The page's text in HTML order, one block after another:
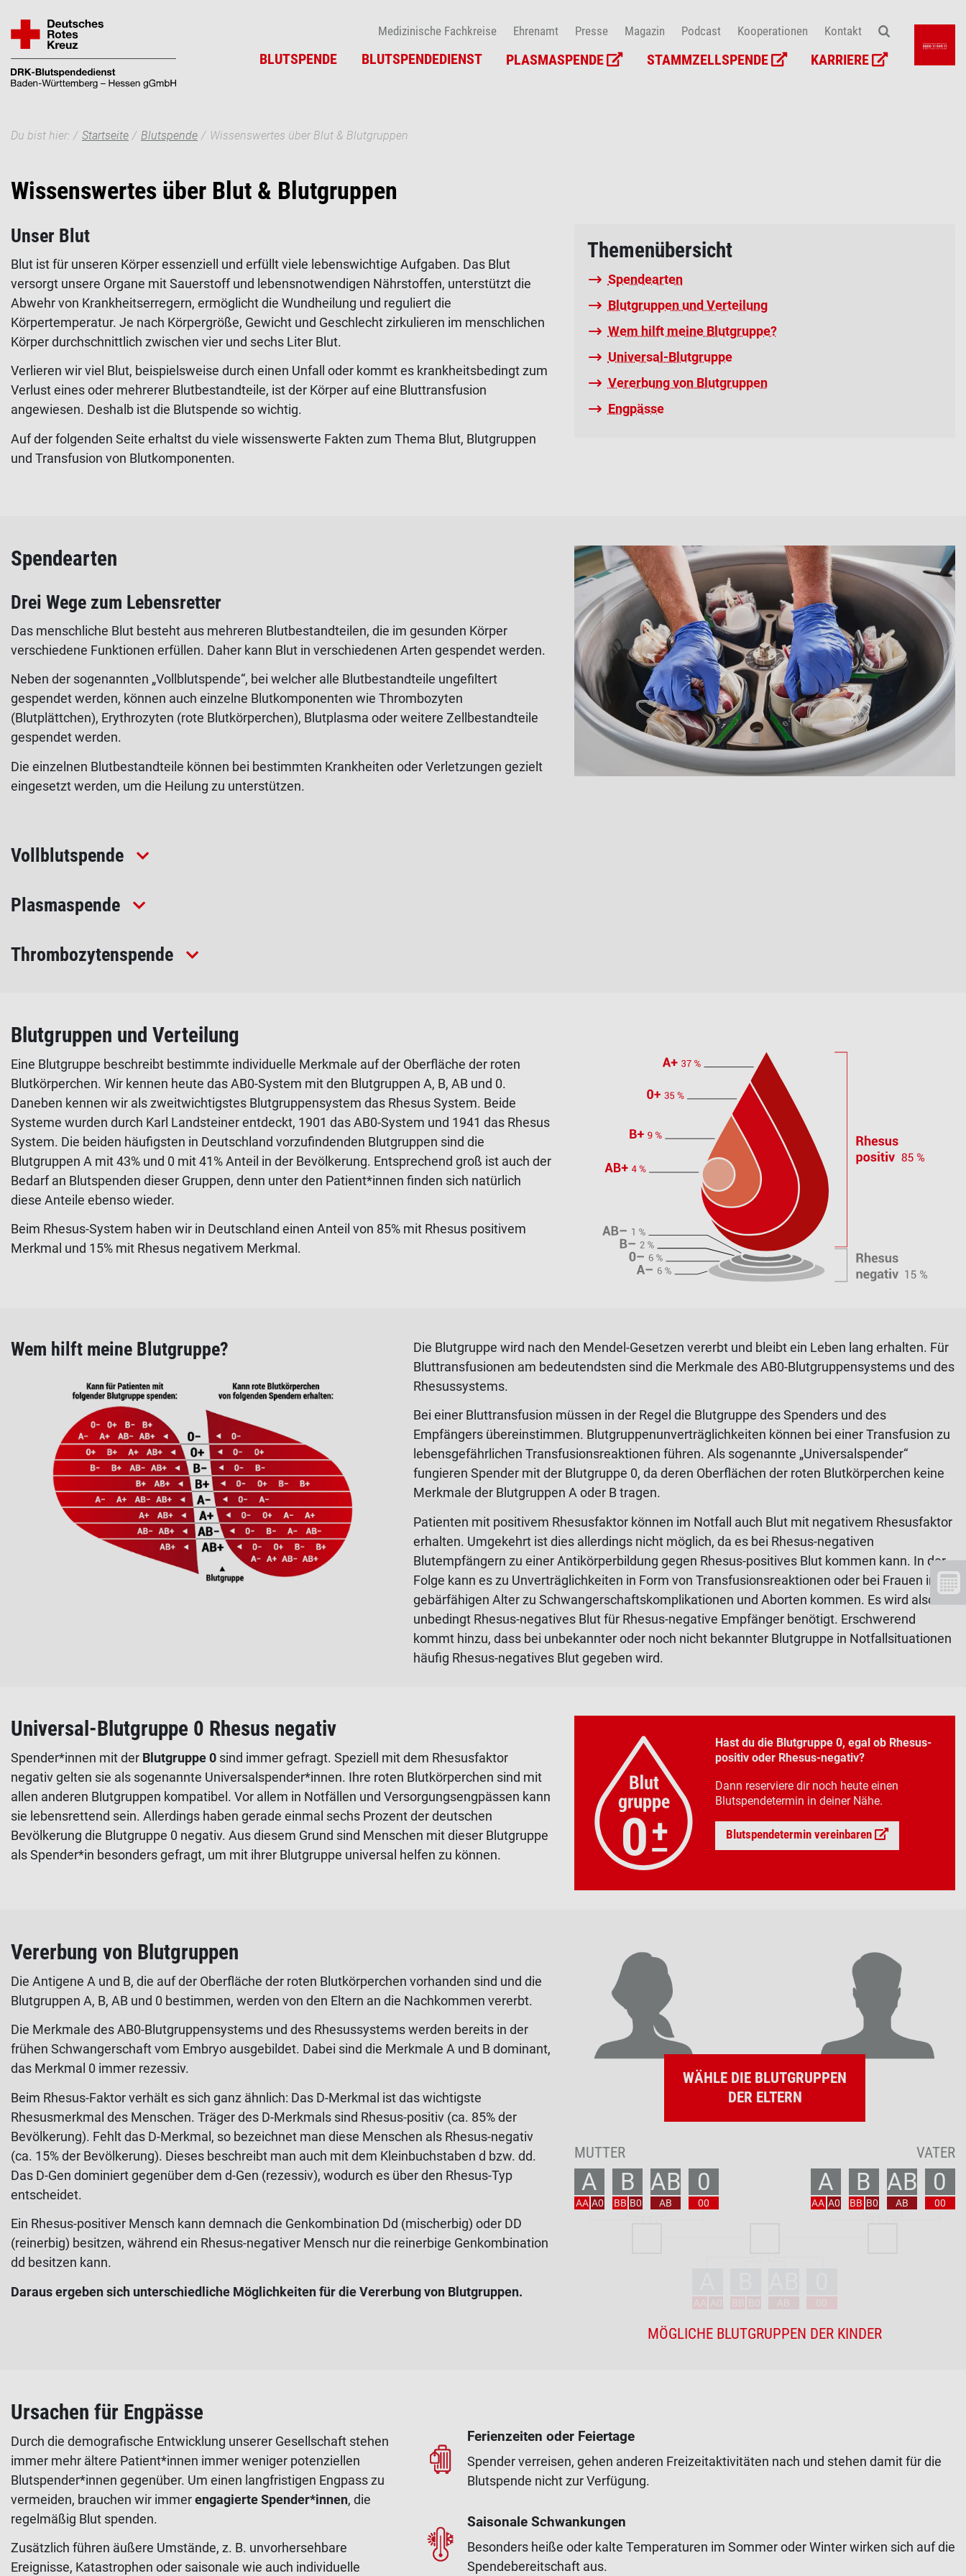
zum
Inhalt
Medizinische Fachkreise Ehrenamt Presse Magazin Podcast Kooperationen Kontakt
BLUTSPENDE BLUTSPENDEDIENST PLASMASPENDE STAMMZELLSPENDE KARRIERE
Du bist hier: Startseite Blutspende Wissenswertes über Blut & Blutgruppen
Suche
Wissenswertes über Blut & Blutgruppen
Unser Blut
Blut ist für unseren Körper essenziell und erfüllt viele lebenswichtige Aufgaben. Das Blut
versorgt unsere Organe mit Sauerstoff und lebensnotwendigen Nährstoffen, unterstützt die
Abwehr von Krankheitserregern, ermöglicht die Wundheilung und reguliert die
Körpertemperatur. Je nach Körpergröße, Gewicht und Geschlecht zirkulieren im menschlichen
Körper durchschnittlich zwischen vier und sechs Liter Blut.
Verlieren wir viel Blut, beispielsweise durch einen Unfall oder kommt es krankheitsbedingt zum
Verlust eines oder mehrerer Blutbestandteile, ist der Körper auf eine Bluttransfusion
angewiesen. Deshalb ist die Blutspende so wichtig.
Auf der folgenden Seite erhaltst du viele wissenswerte Fakten zum Thema Blut, Blutgruppen
und Transfusion von Blutkomponenten.
Themenübersicht
Spendearten
Blutgruppen und Verteilung
Wem hilft meine Blutgruppe?
Universal-Blutgruppe
Vererbung von Blutgruppen
Engpässe
Spendearten
Drei Wege zum Lebensretter
Das menschliche Blut besteht aus mehreren Blutbestandteilen, die im gesunden Körper
verschiedene Funktionen erfüllen. Daher kann Blut in verschiedenen Arten gespendet werden.
Neben der sogenannten „Vollblutspende“, bei welcher alle Blutbestandteile ungefiltert
gespendet werden, können auch einzelne Blutkomponenten wie Thrombozyten
(Blutplättchen), Erythrozyten (rote Blutkörperchen), Blutplasma oder weitere Zellbestandteile
gespendet werden.
Die einzelnen Blutbestandteile können bei bestimmten Krankheiten oder Verletzungen gezielt
eingesetzt werden, um die Heilung zu unterstützen.
Vollblutspende
Plasmaspende
Thrombozytenspende
Blutgruppen und Verteilung
Eine Blutgruppe beschreibt bestimmte individuelle Merkmale auf der Oberfläche der roten
Blutkörperchen. Wir kennen heute das AB0-System mit den Blutgruppen A, B, AB und 0.
Daneben kennen wir als zweitwichtigstes Blutgruppensystem das Rhesus System. Beide
Systeme wurden durch Karl Landsteiner entdeckt, 1901 das AB0-System und 1941 das Rhesus
System. Die beiden häufigsten in Deutschland vorzufindenden Blutgruppen sind die
Blutgruppen A mit 43% und 0 mit 41% Anteil in der Bevölkerung. Entsprechend groß ist auch der
Bedarf an Blutspenden dieser Gruppen, denn unter den Patient*innen finden sich natürlich
diese Anteile ebenso wieder.
Beim Rhesus-System haben wir in Deutschland einen Anteil von 85% mit Rhesus positivem
Merkmal und 15% mit Rhesus negativem Merkmal.
Wem hilft meine Blutgruppe?
Die Blutgruppe wird nach den Mendel-Gesetzen vererbt und bleibt ein Leben lang erhalten. Für
Bluttransfusionen am bedeutendsten sind die Merkmale des AB0-Blutgruppensystems und des
Rhesussystems.
Bei einer Bluttransfusion müssen in der Regel die Blutgruppe des Spenders und des
Empfängers übereinstimmen. Blutgruppenunverträglichkeiten können bei einer Transfusion zu
lebensgefährlichen Transfusionsreaktionen führen. Als sogenannte „Universalspender“
fungieren Spender mit der Blutgruppe 0, da deren Oberflächen der roten Blutkörperchen keine
Merkmale der Blutgruppen A oder B tragen.
Patienten mit positivem Rhesusfaktor können im Notfall auch Blut mit negativem Rhesusfaktor
erhalten. Umgekehrt ist dies allerdings nicht möglich, da es bei Rhesus-negativen
Blutempfängern zu einer Antikörperbildung gegen Rhesus-positives Blut kommen kann. In der
Folge kann es zu Unverträglichkeiten in Form von Transfusionsreaktionen oder bei Frauen im
gebärfähigen Alter zu Schwangerschaftskomplikationen und Aborten kommen. Es wird also
unbedingt Rhesus-negatives Blut für Rhesus-negative Empfänger benötigt. Erschwerend
kommt hinzu, dass bei unbekannter oder noch nicht bekannter Blutgruppe in Notfallsituationen
häufig Rhesus-negatives Blut gegeben wird.
Universal-Blutgruppe 0 Rhesus negativ
Spender*innen mit der Blutgruppe 0 sind immer gefragt. Speziell mit dem Rhesusfaktor
negativ gelten sie als sogenannte Universalspender*innen. Ihre roten Blutkörperchen sind mit
allen anderen Blutgruppen kompatibel. Vor allem in Notfällen und Versorgungsengpässen kann
sie lebensrettend sein. Allerdings haben gerade einmal sechs Prozent der deutschen
Bevölkerung die Blutgruppe 0 negativ. Aus diesem Grund sind Menschen mit dieser Blutgruppe
als Spender*in besonders gefragt, um mit ihrer Blutgruppe universal helfen zu können.
Hast du die Blutgruppe 0, egal ob Rhesus-
positiv oder Rhesus-negativ?
Dann reserviere dir noch heute einen
Blutspendetermin in deiner Nähe.
Blutspendetermin vereinbaren
Vererbung von Blutgruppen
Die Antigene A und B, die auf der Oberfläche der roten Blutkörperchen vorhanden sind und die
Blutgruppen A, B, AB und 0 bestimmen, werden von den Eltern an die Nachkommen vererbt.
Die Merkmale des AB0-Blutgruppensystems und des Rhesussystems werden bereits in der
frühen Schwangerschaft vom Embryo ausgebildet. Dabei sind die Merkmale A und B dominant,
das Merkmal 0 immer rezessiv.
Beim Rhesus-Faktor verhält es sich ganz ähnlich: Das D-Merkmal ist das wichtigste
Rhesusmerkmal des Menschen. Träger des D-Merkmals sind Rhesus-positiv (ca. 85% der
Bevölkerung). Fehlt das D-Merkmal, so bezeichnet man diese Menschen als Rhesus-negativ
(ca. 15% der Bevölkerung). Dieses beschreibt man auch mit dem Kleinbuchstaben d bzw. dd.
Das D-Gen dominiert gegenüber dem d-Gen (rezessiv), wodurch es über den Rhesus-Typ
entscheidet.
Ein Rhesus-positiver Mensch kann demnach die Genkombination Dd (mischerbig) oder DD
(reinerbig) besitzen, während ein Rhesus-negativer Mensch nur die reinerbige Genkombination
dd besitzen kann.
Daraus ergeben sich unterschiedliche Möglichkeiten für die Vererbung von Blutgruppen.
WÄHLE DIE BLUTGRUPPEN
DER ELTERN
MUTTER
A
AA A0
B
BB B0
AB
AB
0
00
VATER
A
AA A0
B
BB B0
AB
AB
0
00
AA BB 00
MÖGLICHE BLUTGRUPPEN DER KINDER
Ursachen für Engpässe
Durch die demografische Entwicklung unserer Gesellschaft stehen
immer mehr ältere Patient*innen immer weniger potenziellen
Blutspender*innen gegenüber. Um einen langfristigen Engpass zu
vermeiden, brauchen wir immerengagierte Spender*innen, die
regelmäßig Blut spenden.
Zusätzlich führen äußere Umstände, z. B. unvorhersehbare
Ereignisse, Katastrophen oder saisonale wie auch individuelle
Ferienzeiten oder Feiertage
Spender verreisen, gehen anderen Freizeitaktivitäten nach und stehen damit für die
Blutspende nicht zur Verfügung.
Saisonale Schwankungen
Besonders heiße oder kalte Temperaturen im Sommer oder Winter wirken sich auf die
Spendebereitschaft aus.